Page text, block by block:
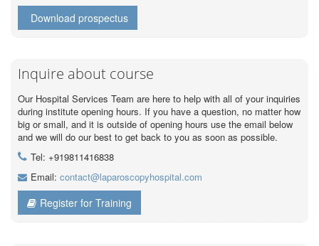
Download prospectus
Inquire about course
Our Hospital Services Team are here to help with all of your inquiries
during institute opening hours. If you have a question, no matter how
big or small, and it is outside of opening hours use the email below
and we will do our best to get back to you as soon as possible.
Tel: +919811416838
Email: contact@laparoscopyhospital.com
Register for Training